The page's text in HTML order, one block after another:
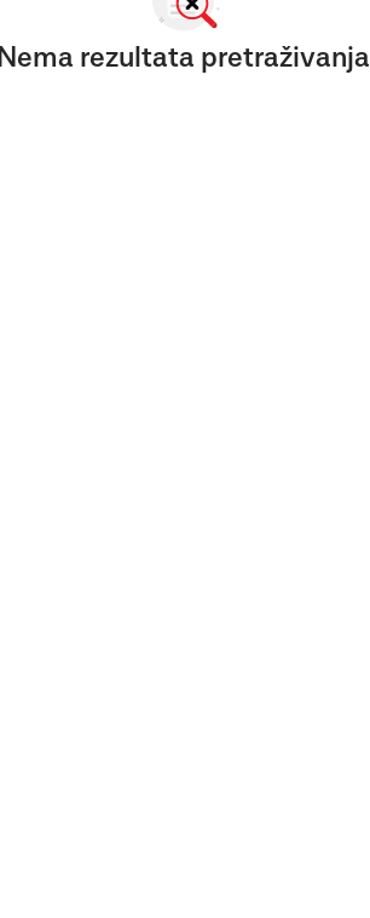
Nema rezultata pretraživanja